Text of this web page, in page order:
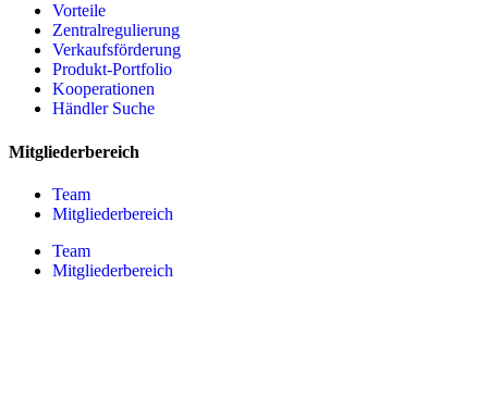
Vorteile
Zentralregulierung
Verkaufsförderung
Produkt-Portfolio
Kooperationen
Händler Suche
Mitgliederbereich
Team
Mitgliederbereich
Team
Mitgliederbereich